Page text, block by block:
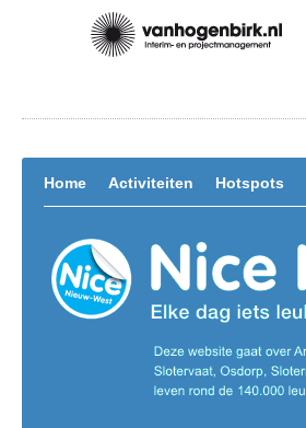
Home Activiteiten Hotspots